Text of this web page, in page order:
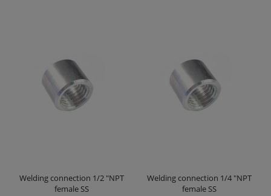
Welding connection 1/2 "NPT
female SS
Welding connection 1/4 "NPT
female SS